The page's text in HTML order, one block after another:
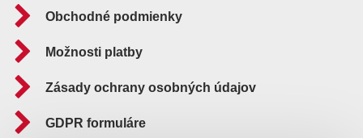
Obchodné podmienky
Možnosti platby
Zásady ochrany osobných údajov
GDPR formuláre